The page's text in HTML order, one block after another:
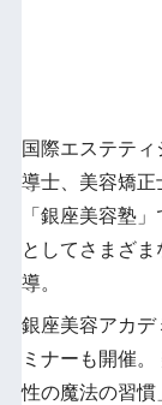
国際エステテ
導士、美容矯正
「銀座美容塾
としてさまざ
導。
銀座美容アカデ
ミナーも開催
性の魔法の習慣